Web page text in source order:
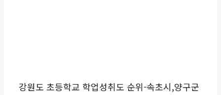
강원도 초등학교 학업성취도 순위-속초시,양구군